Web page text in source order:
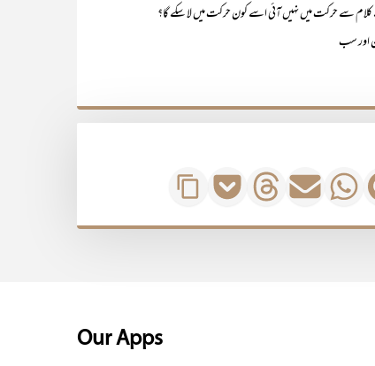
سے حرکت میں نہیں آئی اسے کون حرکت میں لا سکے گا؟
اور سب
Our Apps